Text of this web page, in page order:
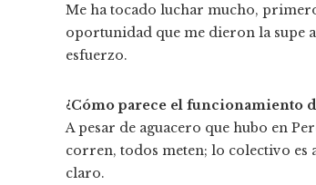
Me ha tocado luchar mucho,
oportunidad que me dieron la supe
esfuerzo.
¿Cómo parece el funcionamiento
A pesar de aguacero que hubo en
corren, todos meten; lo colectivo es
claro.